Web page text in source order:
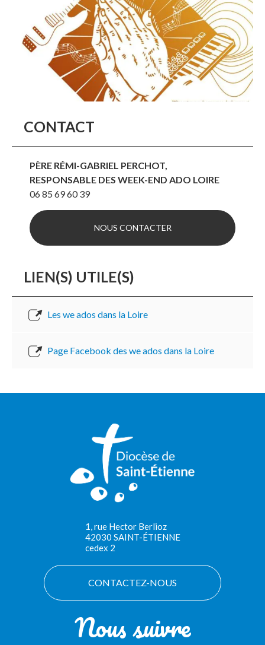
CONTACT
PÈRE RÉMI-GABRIEL PERCHOT,
RESPONSABLE DES WEEK-END ADO LOIRE
06 85 69 60 39
NOUS CONTACTER
LIEN(S) UTILE(S)
Les we ados dans la Loire
Page Facebook des we ados dans la Loire
1, rue Hector Berlioz
42030 SAINT-ÉTIENNE
cedex 2
Nous suivre
CONTACTEZ-NOUS